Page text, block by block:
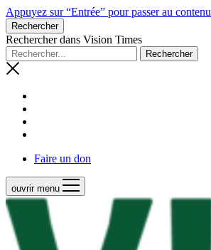
Appuyez sur “Entrée” pour passer au contenu
Rechercher
Rechercher dans Vision Times
Faire un don
ouvrir menu